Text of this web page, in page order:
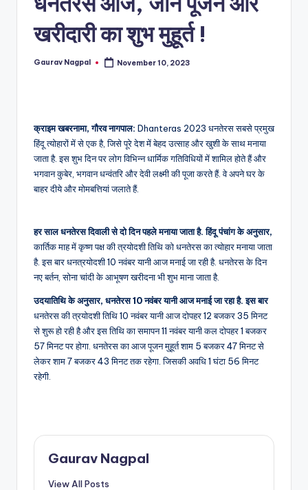
m
खरीदारी का शुभ मुहूर्त !
Posted
Gaurav Nagpal November 10, 2023
क्राइम खबरनामा, गौरव नागपाल: Dhanteras 2023 धनतेरस सबसे प्रमुख
हिंदू त्योहारों में से एक है, जिसे पूरे देश में बेहद उत्साह और खुशी के साथ मनाया
जाता है. इस शुभ दिन पर लोग विभिन्न धार्मिक गतिविधियों में शामिल होते हैं और
भगवान कुबेर, भगवान धन्वंतरि और देवी लक्ष्मी की पूजा करते हैं. वे अपने घर के
बाहर दीये और मोमबत्तियां जलाते हैं.
हर साल धनतेरस दिवाली से दो दिन पहले मनाया जाता है. हिंदू पंचांग के अनुसार,
कार्तिक माह में कृष्ण पक्ष की त्रयोदशी तिथि को धनतेरस का त्योहार मनाया जाता
है. इस बार धनत्रयोदशी 10 नवंबर यानी आज मनाई जा रही है. धनतेरस के दिन
नए बर्तन, सोना चांदी के आभूषण खरीदना भी शुभ माना जाता है.
उदयातिथि के अनुसार, धनतेरस 10 नवंबर यानी आज मनाई जा रहा है. इस बार
धनतेरस की त्रयोदशी तिथि 10 नवंबर यानी आज दोपहर 12 बजकर 35 मिनट
से शुरू हो रही है और इस तिथि का समापन 11 नवंबर यानी कल दोपहर 1 बजकर
57 मिनट पर होगा. धनतेरस का आज पूजन मुहूर्त शाम 5 बजकर 47 मिनट से
लेकर शाम 7 बजकर 43 मिनट तक रहेगा. जिसकी अवधि 1 घंटा 56 मिनट
रहेगी.
Gaurav Nagpal
View All Posts